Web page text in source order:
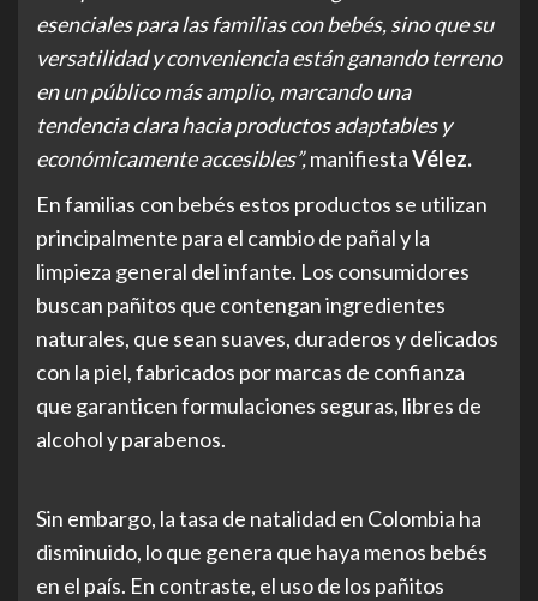
esenciales para las familias con bebés, sino que su
versatilidad y conveniencia están ganando terreno
en un público más amplio, marcando una
tendencia clara hacia productos adaptables y
económicamente accesibles”,manifiestaVélez.
En familias con bebés estos productos se utilizan
principalmente para el cambio de pañal y la
limpieza general del infante. Los consumidores
buscan pañitos que contengan ingredientes
naturales, que sean suaves, duraderos y delicados
con la piel, fabricados por marcas de confianza
que garanticen formulaciones seguras, libres de
alcohol y parabenos.
Sin embargo, la tasa de natalidad en Colombia ha
disminuido, lo que genera que haya menos bebés
en el país. En contraste, el uso de los pañitos